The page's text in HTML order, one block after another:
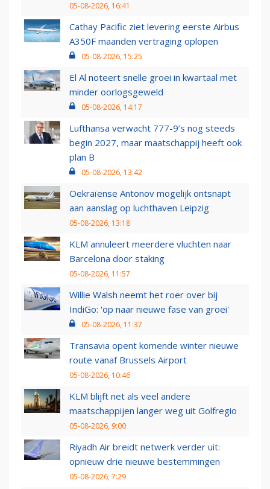
05-08-2026, 16:41
Cathay Pacific ziet levering eerste Airbus
A350F maanden vertraging oplopen
05-08-2026, 15:25
El Al noteert snelle groei in kwartaal met
minder oorlogsgeweld
05-08-2026, 14:17
Lufthansa verwacht 777-9’s nog steeds
begin 2027, maar maatschappij heeft ook
plan B
05-08-2026, 13:42
Oekraïense Antonov mogelijk ontsnapt
aan aanslag op luchthaven Leipzig
05-08-2026, 13:18
KLM annuleert meerdere vluchten naar
Barcelona door staking
05-08-2026, 11:57
Willie Walsh neemt het roer over bij
IndiGo: 'op naar nieuwe fase van groei'
05-08-2026, 11:37
Transavia opent komende winter nieuwe
route vanaf Brussels Airport
05-08-2026, 10:46
KLM blijft net als veel andere
maatschappijen langer weg uit Golfregio
05-08-2026, 9:00
Riyadh Air breidt netwerk verder uit:
opnieuw drie nieuwe bestemmingen
05-08-2026, 7:29